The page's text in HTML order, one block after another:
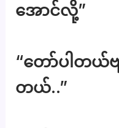
အောင်လို့”
“တော်ပါတယ်ဗ
တယ်..”